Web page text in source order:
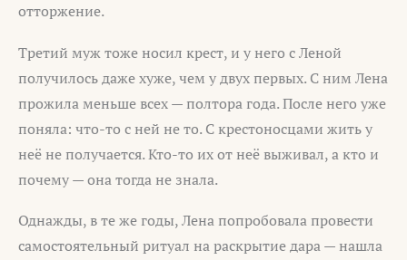
отторжение.
Третий муж тоже носил крест, и у него с Леной
получилось даже хуже, чем у двух первых. С ним Лена
прожила меньше всех — полтора года. После него уже
поняла: что-то с ней не то. С крестоносцами жить у
неё не получается. Кто-то их от неё выживал, а кто и
почему — она тогда не знала.
Однажды, в те же годы, Лена попробовала провести
самостоятельный ритуал на раскрытие дара — нашла